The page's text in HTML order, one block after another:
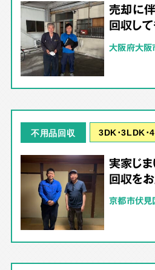
売却に
回収して
大阪府大
不用品回収 3DK･3LDK･
実家じ
回収をお
京都市伏